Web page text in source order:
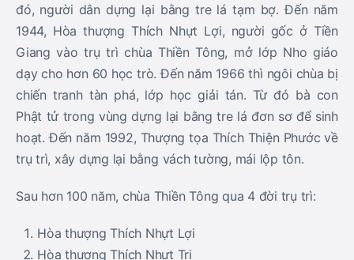
đó, người dân dựng lại bằng tre lá tạm bợ. Đến năm
1944, Hòa thượng Thích Nhựt Lợi, người gốc ở Tiền
Giang vào trụ trì chùa Thiền Tông, mở lớp Nho giáo
dạy cho hơn 60 học trò. Đến năm 1966 thì ngôi chùa bị
chiến tranh tàn phá, lớp học giải tán. Từ đó bà con
Phật tử trong vùng dựng lại bằng tre lá đơn sơ để sinh
hoạt. Đến năm 1992, Thượng tọa Thích Thiện Phước về
trụ trì, xây dựng lại bằng vách tường, mái lộp tôn.
Sau hơn 100 năm, chùa Thiền Tông qua 4 đời trụ trì:
Hòa thượng Thích Nhựt Lợi
Hòa thượng Thích Nhựt Tri